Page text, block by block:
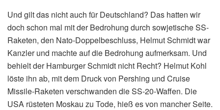
Und gilt das nicht auch für Deutschland? Das hatten wir
doch schon mal mit der Bedrohung durch sowjetische SS-
Raketen, den Nato-Doppelbeschluss, Helmut Schmidt war
Kanzler und machte auf die Bedrohung aufmerksam. Und
behielt der Hamburger Schmidt nicht Recht? Helmut Kohl
löste ihn ab, mit dem Druck von Pershing und Cruise
Missile-Raketen verschwanden die SS-20-Waffen. Die
USA rüsteten Moskau zu Tode, hieß es von mancher Seite.